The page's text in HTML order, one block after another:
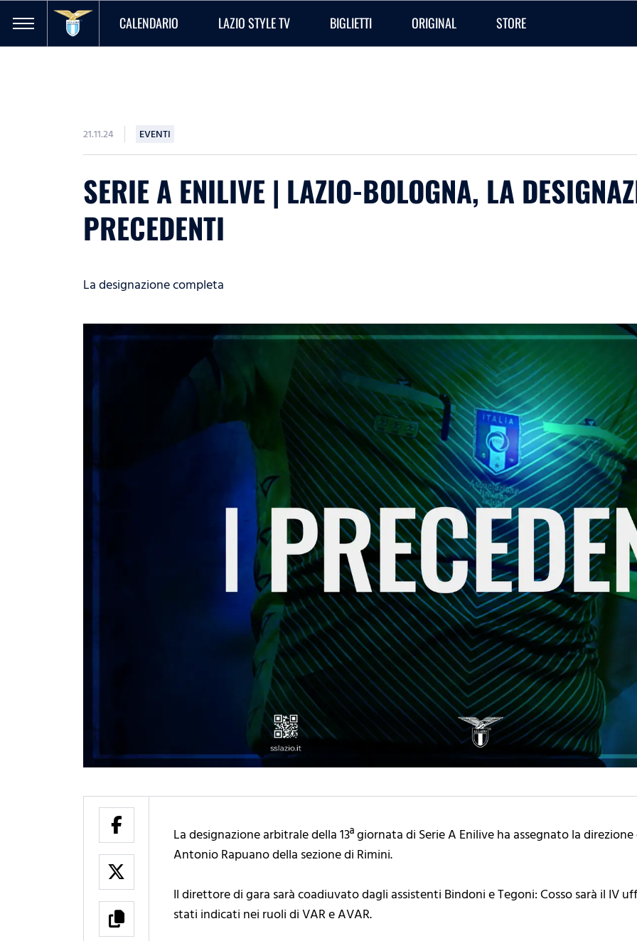
CALENDARIO LAZIO STYLE TV BIGLIETTI ORIGINAL STORE
21.11.24 EVENTI
SERIE A ENILIVE | LAZIO-BOLOGNA, LA
PRECEDENTI
La designazione completa
La designazione arbitrale della 13ª giornata di Serie A Enilive ha assegnato la
Antonio Rapuano della sezione di Rimini.
Il direttore di gara sarà coadiuvato dagli assistenti Bindoni e Tegoni: Cosso sarà il IV
stati indicati nei ruoli di VAR e AVAR.